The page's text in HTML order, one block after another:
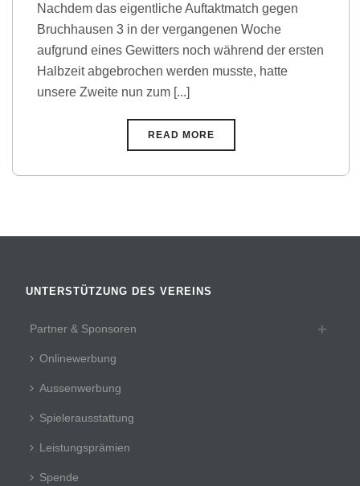
Nachdem das eigentliche Auftaktmatch gegen
Bruchhausen 3 in der vergangenen Woche
aufgrund eines Gewitters noch während der ersten
Halbzeit abgebrochen werden musste, hatte
unsere Zweite nun zum [...]
READ MORE
UNTERSTÜTZUNG DES VEREINS
Partner & Sponsoren
Onlinewerbung
Aussenwerbung
Spielerausstattung
Leistungsprämien
Spende